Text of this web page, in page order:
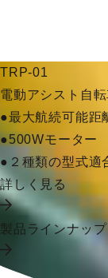
TRP-01
電動アシスト自
●最大航続可能距
●500Wモーター
●２種類の型式適
詳しく見る
製品ラインナップ